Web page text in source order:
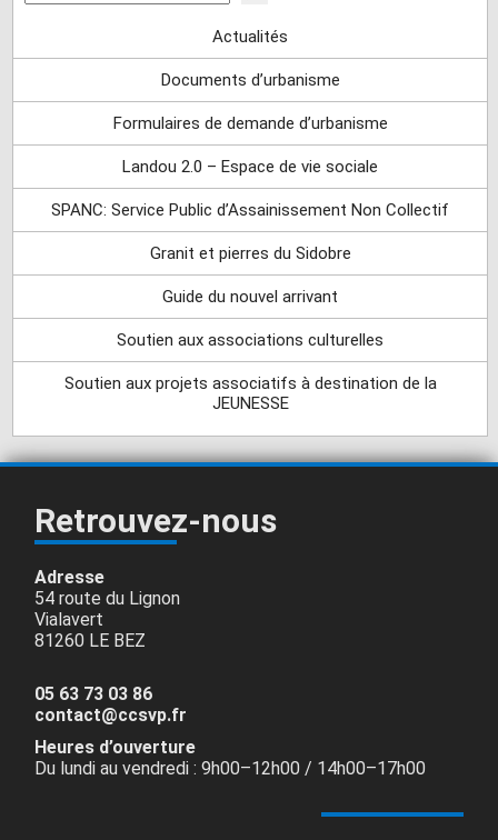
Actualités
Documents d’urbanisme
Formulaires de demande d’urbanisme
Landou 2.0 – Espace de vie sociale
SPANC: Service Public d’Assainissement Non Collectif
Granit et pierres du Sidobre
Guide du nouvel arrivant
Soutien aux associations culturelles
Soutien aux projets associatifs à destination de la
JEUNESSE
Retrouvez-nous
Adresse
54 route du Lignon
Vialavert
81260 LE BEZ
05 63 73 03 86
contact@ccsvp.fr
Heures d’ouverture
Du lundi au vendredi : 9h00–12h00 / 14h00–17h00